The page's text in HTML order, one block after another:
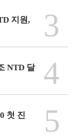
지원,
3
NTD 달
4
첫 진
5